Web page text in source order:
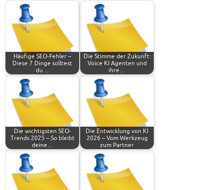
Häufige SEO-Fehler –
Diese 7 Dinge solltest
du…
Die Stimme der Zukunft:
Voice KI Agenten und
ihre…
Die wichtigsten SEO-
Trends 2025 – So bleibt
deine…
Die Entwicklung von KI
2026 – Vom Werkzeug
zum Partner